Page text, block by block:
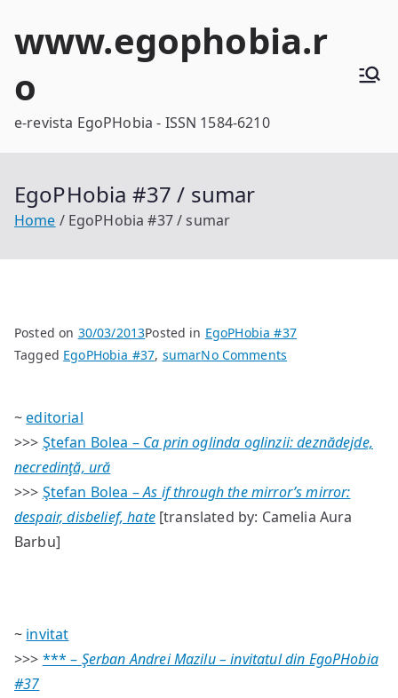
www.egophobia.r
o
e-revista EgoPHobia - ISSN 1584-6210
EgoPHobia #37 / sumar
Home EgoPHobia #37 / sumar
Posted on 30/03/2013Posted in EgoPHobia #37
Tagged EgoPHobia #37, sumarNo Comments
sumar
~editorial
>>> Ştefan Bolea – Ca prin oglinda oglinzii: deznădejde,
necredinţă, ură
>>> Ştefan Bolea –As if through the mirror’s mirror:
despair, disbelief, hate[translated by: Camelia Aura
Barbu]
~ invitat
>>> *** – Şerban Andrei Mazilu – invitatul din EgoPHobia
#37